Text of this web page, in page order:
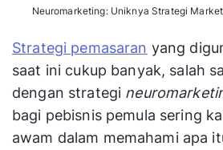
Neuromarketing: Uniknya Strategi
Strategi pemasaran yang
saat ini cukup banyak, salah
dengan strategi
bagi pebisnis pemula sering
awam dalam memahami apa